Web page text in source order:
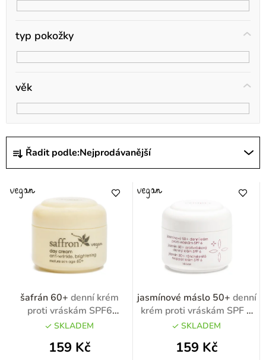
Ř
a
e
Řadit podle:Nejprodávanější
typ pokožky
věk
šafrán 60+ denní krém
proti vráskám SPF6
rozjasňující 50ml
SKLADEM
159 Kč
jasmínové máslo 50+ denní
krém proti vráskám SPF 6
50ml
SKLADEM
159 Kč